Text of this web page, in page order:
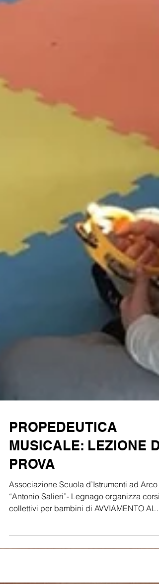
PROPEDEUTICA
PROVA
Associazione Scuola d’Istrumenti ad Arco
collettivi per bambini di AVVIAMENTO
MUSICALITÀ...